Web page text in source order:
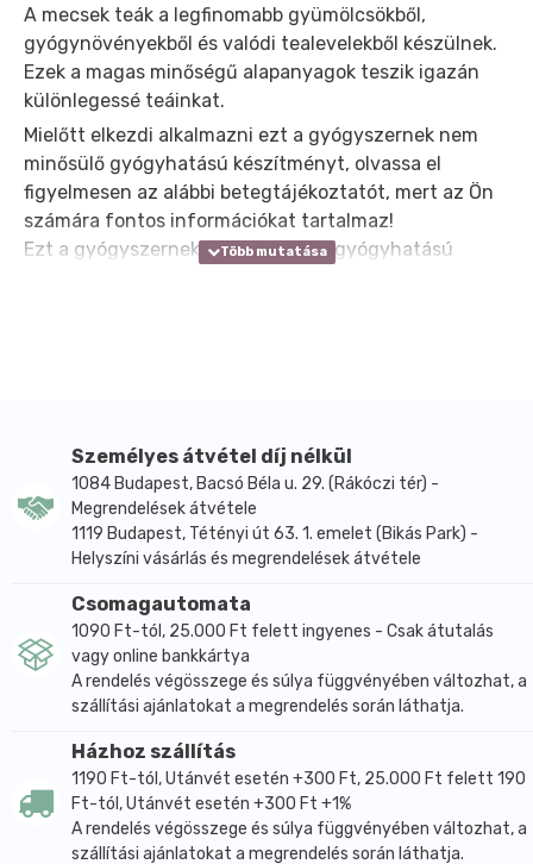
A mecsek teák a legfinomabb gyümölcsökből,
gyógynövényekből és valódi tealevelekből készülnek.
Ezek a magas minőségű alapanyagok teszik igazán
különlegessé teáinkat.
Mielőtt elkezdi alkalmazni ezt a gyógyszernek nem
minősülő gyógyhatású készítményt, olvassa el
figyelmesen az alábbi betegtájékoztatót, mert az Ön
számára fontos információkat tartalmaz!
Ezt a gyógyszernek nem minősülő gyógyhatású
lehet!
Ha Önnél bármilyen mellékhatás jelentkezik,
tájékoztassa kezelőorvosát vagy gyógyszerészét! Ez
a betegtájékoztatóban fel nem sorolt, bármely
lehetséges mellékhatásra is vonatkozik.
Feltétlenül tájékoztassa kezelőorvosát, ha tünetei
nem enyhülnek, vagy éppen súlyosbodnak!
Tulajdonság, hatás:
Gyógyszernek nem minősülő gyógyhatású
készítmény, melynek hatását népgyógyászati
tapasztalatok igazolják. A teakeverék fogyasztásával
csökkenthetőek a megterhelt máj működése által
kiváltott panaszok.
Mi a hatóanyaga?
Személyes átvétel díj nélkül
1084 Budapest, Bacsó Béla u. 29. (Rákóczi tér) -
Megrendelések átvétele
1119 Budapest, Tétényi út 63. 1. emelet (Bikás Park) -
Helyszíni vásárlás és megrendelések átvétele
Csomagautomata
1090 Ft-tól, 25.000 Ft felett ingyenes - Csak átutalás
vagy online bankkártya
A rendelés végösszege és súlya függvényében változhat, a
szállítási ajánlatokat a megrendelés során láthatja.
Házhoz szállítás
1190 Ft-tól, Utánvét esetén +300 Ft, 25.000 Ft felett 190
Ft-tól, Utánvét esetén +300 Ft +1%
A rendelés végösszege és súlya függvényében változhat, a
szállítási ajánlatokat a megrendelés során láthatja.